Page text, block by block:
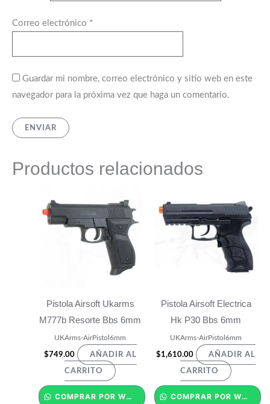
Correo electrónico *
Guardar mi nombre, correo electrónico y sitio web en este
navegador para la próxima vez que haga un comentario.
Productos relacionados
Pistola Airsoft Ukarms
M777b Resorte Bbs 6mm
UKArms-AirPistol6mm
$749.00 AÑADIR AL
CARRITO
COMPRAR POR WHATSAPP
Pistola Airsoft Electrica
Hk P30 Bbs 6mm
UKArms-AirPistol6mm
$1,610.00 AÑADIR AL
CARRITO
COMPRAR POR WHATSAPP